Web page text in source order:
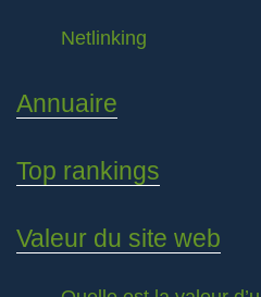
Netlinking
Annuaire
Top rankings
Valeur du site web